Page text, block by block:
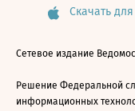
Скачать для
Сетевое издание
Решение Федеральной
информационных